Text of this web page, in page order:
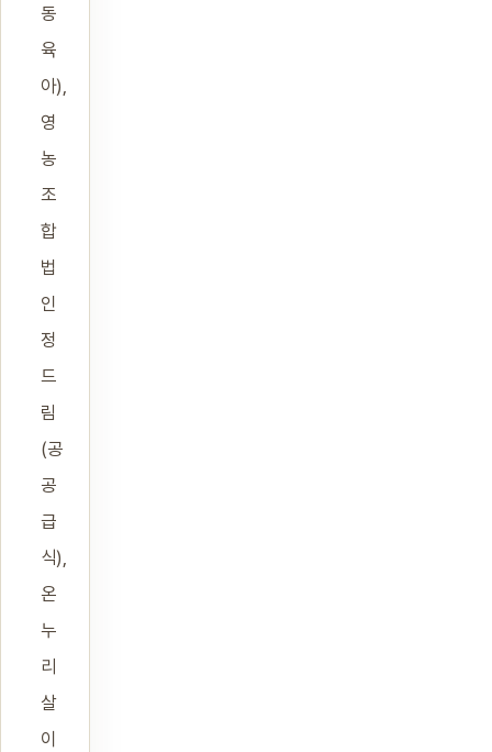
동
육
아),
영
농
조
합
법
인
정
드
림
(공
공
급
식),
온
누
리
살
이